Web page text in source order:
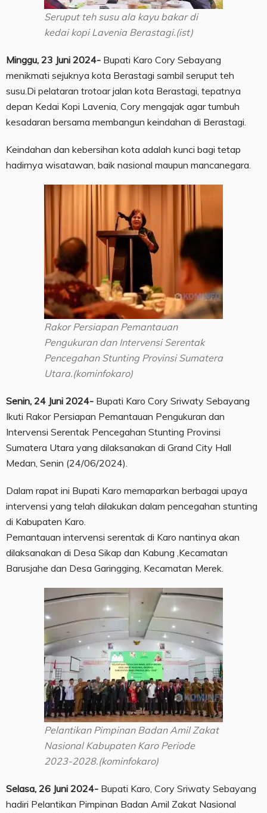
Seruput teh susu ala kayu bakar di
kedai kopi Lavenia Berastagi.(ist)
Minggu, 23 Juni 2024- Bupati Karo Cory Sebayang
menikmati sejuknya kota Berastagi sambil seruput teh
susu.Di pelataran trotoar jalan kota Berastagi, tepatnya
depan Kedai Kopi Lavenia, Cory mengajak agar tumbuh
kesadaran bersama membangun keindahan di Berastagi.
Keindahan dan kebersihan kota adalah kunci bagi tetap
hadirnya wisatawan, baik nasional maupun mancanegara.
Rakor Persiapan Pemantauan
Pengukuran dan Intervensi Serentak
Pencegahan Stunting Provinsi Sumatera
Utara.(kominfokaro)
Senin, 24 Juni 2024- Bupati Karo Cory Sriwaty Sebayang
Ikuti Rakor Persiapan Pemantauan Pengukuran dan
Intervensi Serentak Pencegahan Stunting Provinsi
Sumatera Utara yang dilaksanakan di Grand City Hall
Medan, Senin (24/06/2024).
Dalam rapat ini Bupati Karo memaparkan berbagai upaya
intervensi yang telah dilakukan dalam pencegahan stunting
di Kabupaten Karo.
Pemantauan intervensi serentak di Karo nantinya akan
dilaksanakan di Desa Sikap dan Kabung ,Kecamatan
Barusjahe dan Desa Garingging, Kecamatan Merek.
Pelantikan Pimpinan Badan Amil Zakat
Nasional Kabupaten Karo Periode
2023-2028.(kominfokaro)
Selasa, 26 Juni 2024- Bupati Karo, Cory Sriwaty Sebayang
hadiri Pelantikan Pimpinan Badan Amil Zakat Nasional